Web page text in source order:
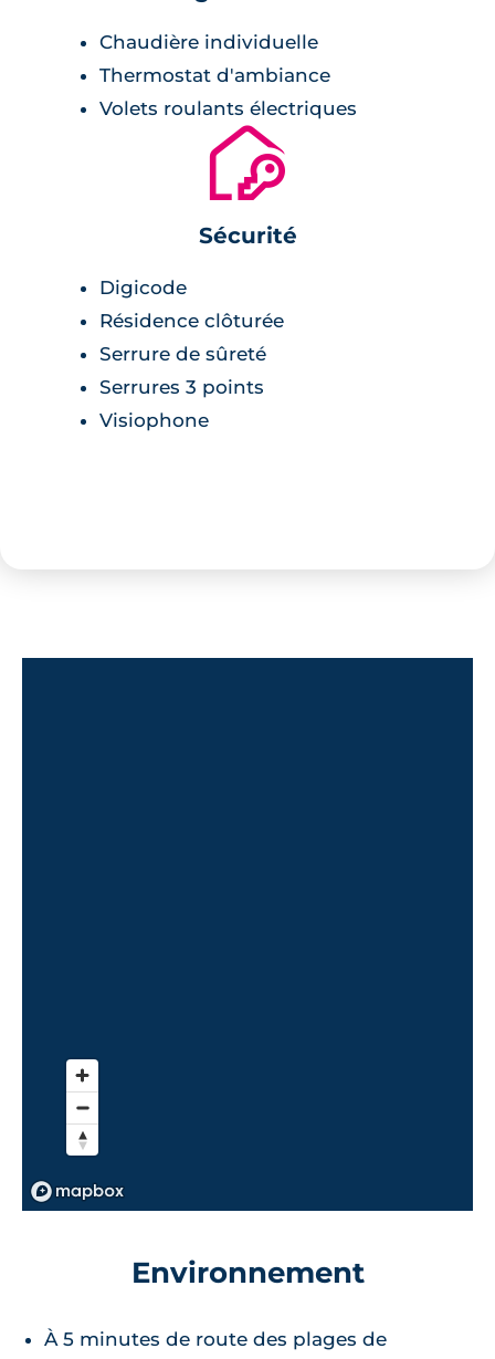
Chaudière individuelle
Thermostat d'ambiance
Volets roulants électriques
🔐
Sécurité
Digicode
Résidence clôturée
Serrure de sûreté
Serrures 3 points
Visiophone
Environnement
À 5 minutes de route des plages de